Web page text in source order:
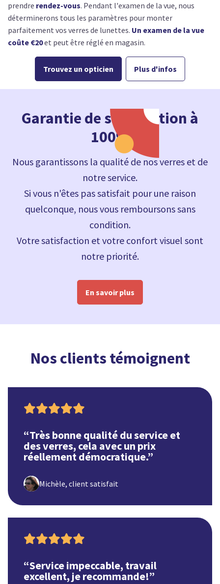
prendre rendez-vous. Pendant l'examen de la vue, nous
déterminerons tous les paramètres pour monter
parfaitement vos verres de lunettes. Un examen de la vue
coûte €20et peut être réglé en magasin.
Trouvez un opticien Plus d'infos
Garantie de satisfaction à
100%
Nous garantissons la qualité de nos verres et de
notre service.
Si vous n'êtes pas satisfait pour une raison
quelconque, nous vous remboursons sans
condition.
Votre satisfaction et votre confort visuel sont
notre priorité.
En savoir plus
Nos clients témoignent

“Très bonne qualité du service et
des verres, cela avec un prix
réellement démocratique.”
Michèle, client satisfait

“Service impeccable, travail
excellent, je recommande!”